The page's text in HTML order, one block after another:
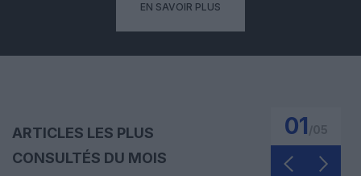
EN SAVOIR PLUS
ARTICLES LES PLUS
CONSULTÉS DU MOIS
01